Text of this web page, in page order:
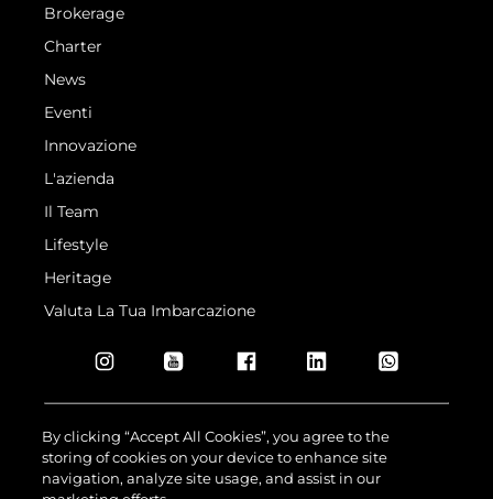
Brokerage
Charter
News
Eventi
Innovazione
L'azienda
Il Team
Lifestyle
Heritage
Valuta La Tua Imbarcazione
© 2026 Sunseeker London Group.Tutti i diritti riservati.
By clicking “Accept All Cookies”, you agree to the
storing of cookies on your device to enhance site
navigation, analyze site usage, and assist in our